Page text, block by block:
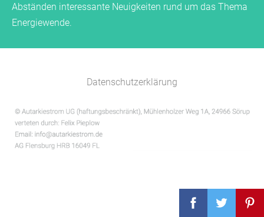
Abständen interessante Neuigkeiten rund um das Thema
Energiewende.
Datenschutzerklärung